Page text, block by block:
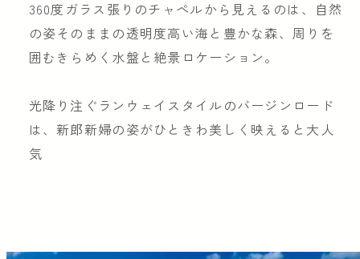
360度ガラス張りのチャペルから見えるのは、自然
の姿そのままの透明度高い海と豊かな森、周りを
囲むきらめく水盤と絶景ロケーション。
光降り注ぐランウェイスタイルのバージンロード
は、新郎新婦の姿がひときわ美しく映えると大人
気